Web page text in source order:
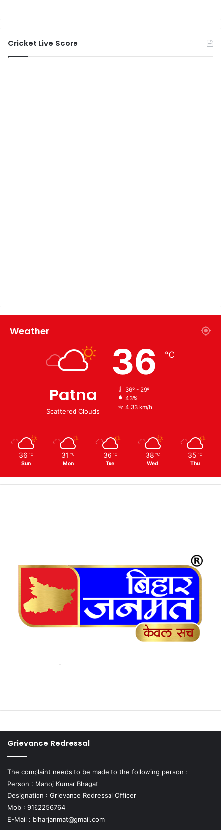
Cricket Live Score
Weather
Patna
Scattered Clouds
36 ℃
36º - 29º
43%
4.33 km/h
36 ℃
Sun
31 ℃
Mon
36 ℃
Tue
38 ℃
Wed
35 ℃
Thu
Grievance Redressal
The complaint needs to be made to the following person :
Person : Manoj Kumar Bhagat
Designation : Grievance Redressal Officer
Mob : 9162256764
E-Mail : biharjanmat@gmail.com